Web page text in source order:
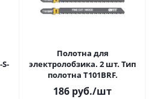
Полотна для
электролобзика. 2 шт. Тип
полотна T101BRF.
186 руб./шт